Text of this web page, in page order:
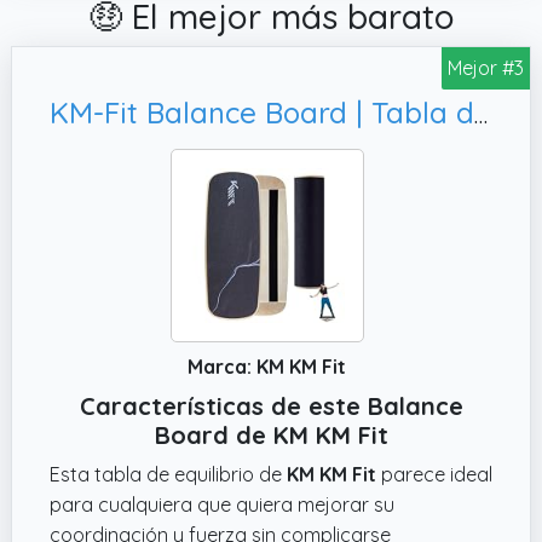
🤑 El mejor más barato
Mejor #3
KM-Fit Balance Board | Tabla de equilibrio de madera | Monopatín de interior | Tabla de surf para entrenar la coordinación | Entrenador de fuerza y equilibrio | Surf y skate de interior
Marca: KM KM Fit
Características de este Balance
Board de KM KM Fit
Esta tabla de equilibrio de KM KM Fit parece ideal
para cualquiera que quiera mejorar su
coordinación y fuerza sin complicarse